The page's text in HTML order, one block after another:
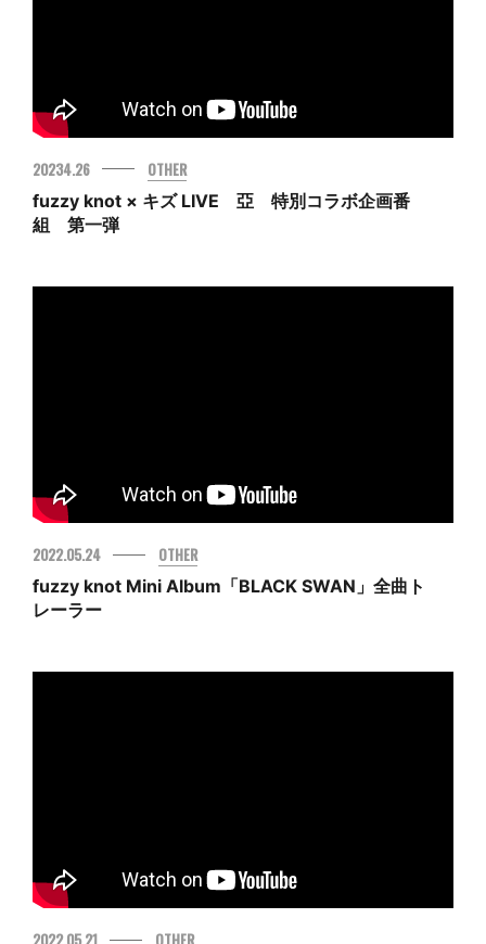
20234.26
OTHER
fuzzy knot × キズ LIVE 亞 特別コラボ企画番
組 第一弾
2022.05.24
OTHER
fuzzy knot Mini Album「BLACK SWAN」全曲ト
レーラー